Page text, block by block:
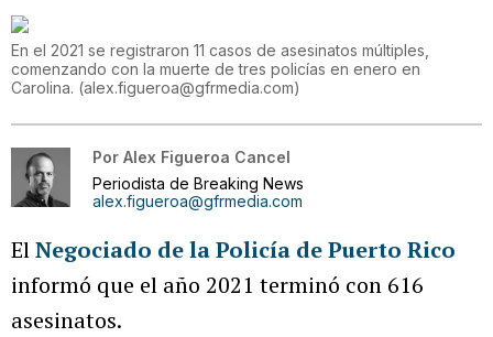
En el 2021 se registraron 11 casos de asesinatos múltiples,
comenzando con la muerte de tres policías en enero en
Carolina. (alex.figueroa@gfrmedia.com)
Por Alex Figueroa Cancel
Periodista de Breaking News
alex.figueroa@gfrmedia.com
ElNegociado de la Policía de Puerto Rico
informó que el año 2021 terminó con 616
asesinatos.